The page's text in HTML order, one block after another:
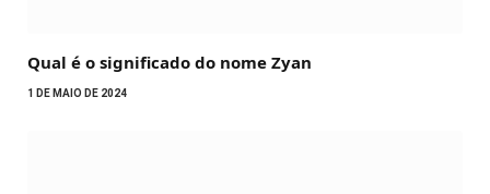
Qual é o significado do nome Zyan
1 DE MAIO DE 2024